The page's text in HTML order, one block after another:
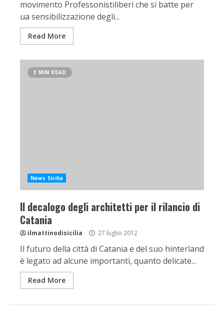
movimento Professonistiliberi che si batte per
ua sensibilizzazione degli...
Read More
3 MIN READ
News Sicilia
Il decalogo degli architetti per il rilancio di
Catania
ilmattinodisicilia 27 luglio 2012
Il futuro della città di Catania e del suo hinterland
è legato ad alcune importanti, quanto delicate...
Read More